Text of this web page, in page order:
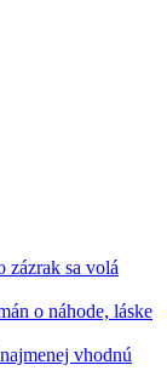
zázrak sa volá
o náhode, láske
vhodnú